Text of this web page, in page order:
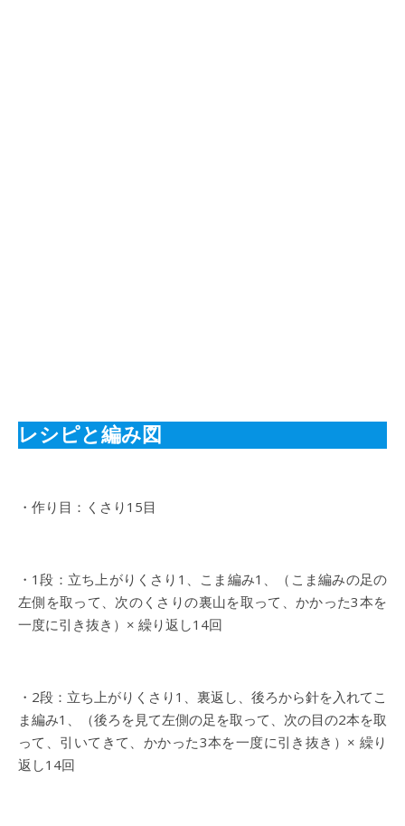
レシピと編み図
・作り目：くさり15目
・1段：立ち上がりくさり1、こま編み1、（こま編みの足の
左側を取って、次のくさりの裏山を取って、かかった3本を
一度に引き抜き）× 繰り返し14回
・2段：立ち上がりくさり1、裏返し、後ろから針を入れてこ
ま編み1、（後ろを見て左側の足を取って、次の目の2本を取
って、引いてきて、かかった3本を一度に引き抜き）× 繰り
返し14回